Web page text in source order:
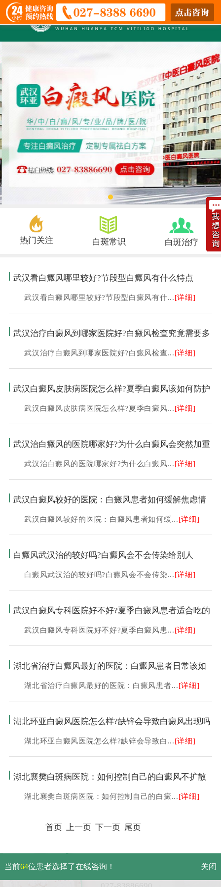
热门关注 白斑常识 白斑治疗
武汉看白癜风哪里较好?节段型白癜风有什么特点
武汉看白癜风哪里较好?节段型白癜风有什...[详细]
武汉治疗白癜风到哪家医院好?白癜风检查究竟需要多
武汉治疗白癜风到哪家医院好?白癜风检查...[详细]
武汉白癜风皮肤病医院怎么样?夏季白癜风该如何防护
武汉白癜风皮肤病医院怎么样?夏季白癜风...[详细]
武汉治白癜风的医院哪家好?为什么白癜风会突然加重
武汉治白癜风的医院哪家好?为什么白癜风...[详细]
武汉白癜风较好的医院：白癜风患者如何缓解焦虑情
武汉白癜风较好的医院：白癜风患者如何缓...[详细]
白癜风武汉治的较好吗?白癜风会不会传染给别人
白癜风武汉治的较好吗?白癜风会不会传染...[详细]
武汉白癜风专科医院好不好?夏季白癜风患者适合吃的
武汉白癜风专科医院好不好?夏季白癜风患...[详细]
湖北省治疗白癜风最好的医院：白癜风患者日常该如
湖北省治疗白癜风最好的医院：白癜风患者...[详细]
湖北环亚白癜风医院怎么样?缺锌会导致白癜风出现吗
湖北环亚白癜风医院怎么样?缺锌会导致白...[详细]
湖北襄樊白斑病医院：如何控制自己的白癜风不扩散
湖北襄樊白斑病医院：如何控制自己的白癜...[详细]
首页 上一页 下一页 尾页
武汉市硚口区解放大道479号
当前64位患者选择了在线咨询！ 关闭